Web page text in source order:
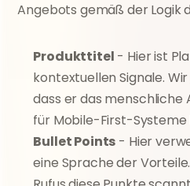
Angebots gemäß der Logik
Produkttitel - Hier ist
kontextuellen Signale.
dass er das menschliche
für Mobile-First-Systeme
Bullet Points - Hier
eine Sprache der